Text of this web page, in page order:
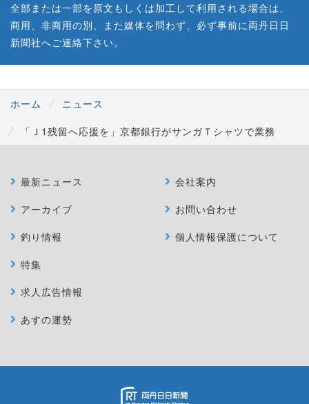
全部または一部を原文もしくは加工して利用される場合は、
商用、非商用の別、また媒体を問わず、必ず事前に両丹日日
新聞社へご連絡下さい。
ホーム
ニュース
「Ｊ1残留へ応援を」京都銀行がサンガＴシャツで業務
最新ニュース
アーカイブ
釣り情報
特集
求人広告情報
あすの運勢
会社案内
お問い合わせ
個人情報保護について